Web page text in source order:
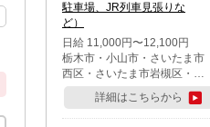
駐車場、JR列車見張りな
ど）
日給 11,000円〜12,100円
栃木市・小山市・さいたま市
西区・さいたま市岩槻区・久
喜市・蓮田市
詳細はこちらから